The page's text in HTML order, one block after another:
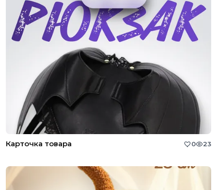
Карточка товара 0 23